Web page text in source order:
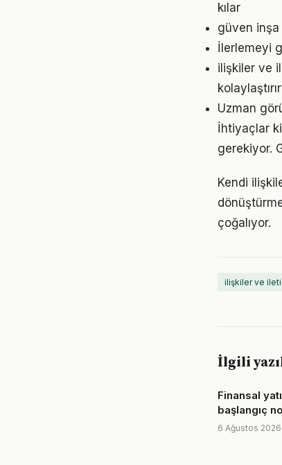
kılar
güven
İlerlemeyi
ilişkiler ve
kolaylaştırır
Uzman
İhtiyaçlar
gerekiyor.
Kendi
çoğalıyor.
ilişkiler ve
İlgili
Finansal
başlangıç
6 Ağustos 2026